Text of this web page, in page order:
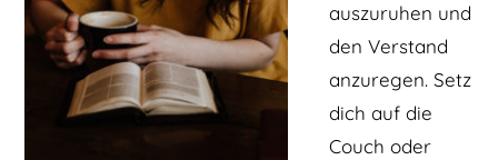
auszuruhen und
den Verstand
anzuregen. Setz
dich auf die
Couch oder